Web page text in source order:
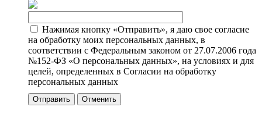
Нажимая кнопку «Отправить», я даю свое согласие
на обработку моих персональных данных, в
соответствии с Федеральным законом от 27.07.2006 года
№152-ФЗ «О персональных данных», на условиях и для
целей, определенных в Согласии на обработку
персональных данных
Отменить